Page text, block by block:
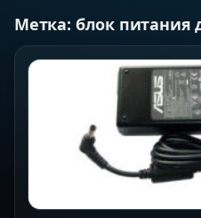
Метка: блок питания